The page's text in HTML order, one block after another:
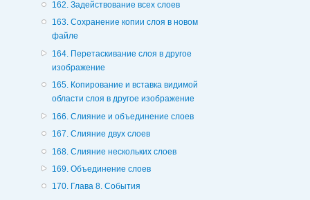
162. Задействование всех слоев
163. Сохранение копии слоя в новом
файле
164. Перетаскивание слоя в другое
изображение
165. Копирование и вставка видимой
области слоя в другое изображение
166. Слияние и объединение слоев
167. Слияние двух слоев
168. Слияние нескольких слоев
169. Объединение слоев
170. Глава 8. События